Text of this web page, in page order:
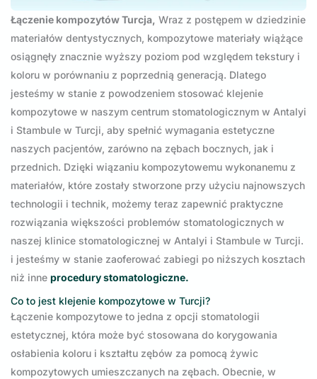
Łączenie kompozytów Turcja, Wraz z postępem w dziedzinie
materiałów dentystycznych, kompozytowe materiały wiążące
osiągnęły znacznie wyższy poziom pod względem tekstury i
koloru w porównaniu z poprzednią generacją. Dlatego
jesteśmy w stanie z powodzeniem stosować klejenie
kompozytowe w naszym centrum stomatologicznym w Antalyi
i Stambule w Turcji, aby spełnić wymagania estetyczne
naszych pacjentów, zarówno na zębach bocznych, jak i
przednich. Dzięki wiązaniu kompozytowemu wykonanemu z
materiałów, które zostały stworzone przy użyciu najnowszych
technologii i technik, możemy teraz zapewnić praktyczne
rozwiązania większości problemów stomatologicznych w
naszej klinice stomatologicznej w Antalyi i Stambule w Turcji.
i jesteśmy w stanie zaoferować zabiegi po niższych kosztach
niż inne procedury stomatologiczne.
Co to jest klejenie kompozytowe w Turcji?
Łączenie kompozytowe to jedna z opcji stomatologii
estetycznej, która może być stosowana do korygowania
osłabienia koloru i kształtu zębów za pomocą żywic
kompozytowych umieszczanych na zębach. Obecnie, w